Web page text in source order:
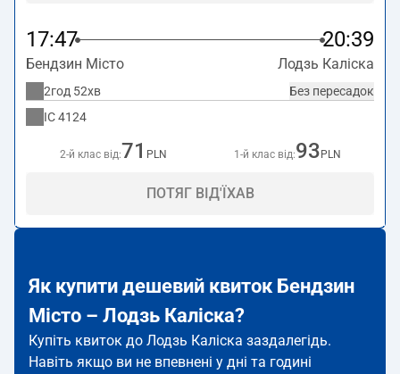
17:47 20:39
Бендзин Місто Лодзь Каліска
Без пересадок
2год 52хв
IC4124
2-й клас від:71 PLN 1-й клас від:93 PLN
ПОТЯГ ВІД'ЇХАВ
Як купити дешевий квиток Бендзин
Місто – Лодзь Каліска?
Купіть квиток до Лодзь Каліска заздалегідь.
Навіть якщо ви не впевнені у дні та годині